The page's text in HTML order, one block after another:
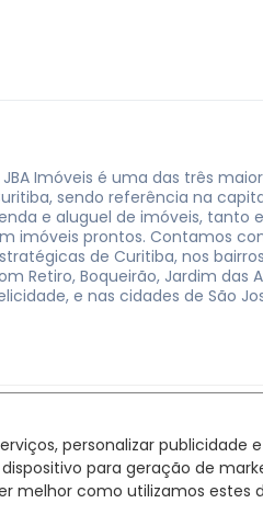
personalizar
para geração de
melhor como utilizamos estes
JBA Imóveis é uma das três
sendo referência na
e aluguel de imóveis, tanto
imóveis prontos. Contamos
de Curitiba, nos
Retiro, Boqueirão, Jardim das
e nas cidades de São